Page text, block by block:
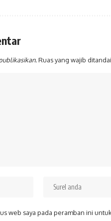
Ruas yang wajib ditandai
web saya pada peramban ini